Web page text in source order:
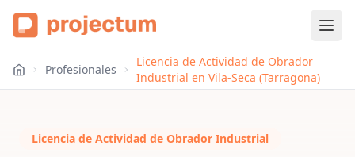
Profesionales
Licencia de Actividad de Obrador
Industrial en Vila-Seca (Tarragona)
Licencia de Actividad de Obrador Industrial